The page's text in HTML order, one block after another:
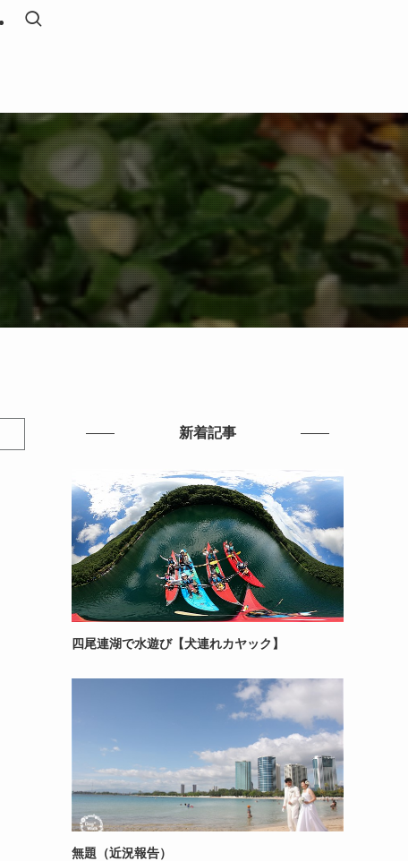
新着記事
四尾連湖で水遊び【犬連れカヤック】
無題（近況報告）